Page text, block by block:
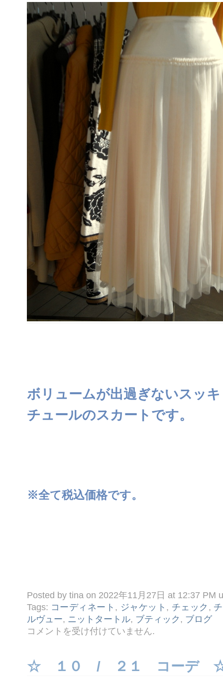
ボリュームが出過ぎないスッ
チュールのスカートです。
※全て税込価格です。
Posted by tina on 2022年11月27日 at 12:37 PM
Tags: コーディネート , ジャケット , チェック ,
ルヴュー, ニットタートル, ブティック , ブログ
☆
１
７
コ
ー
コメントを受け付けていません.
☆ １０ / ２１ コーデ